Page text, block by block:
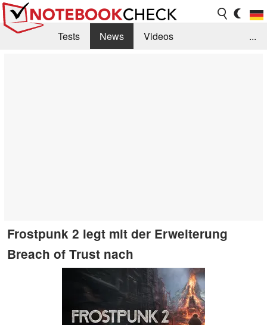
Tests News
Videos
...
Frostpunk 2 legt mit der Erweiterung
Breach of Trust nach